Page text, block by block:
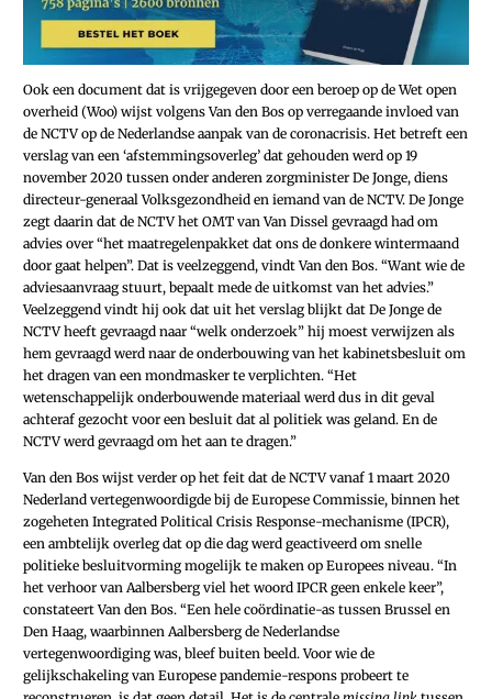
Ook een document dat is vrijgegeven door een beroep op de Wet open
overheid (Woo) wijst volgens Van den Bos op verregaande invloed van
de NCTV op de Nederlandse aanpak van de coronacrisis. Het betreft een
verslag van een ‘afstemmingsoverleg’ dat gehouden werd op 19
november 2020 tussen onder anderen zorgminister De Jonge, diens
directeur-generaal Volksgezondheid en iemand van de NCTV. De Jonge
zegt daarin dat de NCTV het OMT van Van Dissel gevraagd had om
advies over “het maatregelenpakket dat ons de donkere wintermaand
door gaat helpen”. Dat is veelzeggend, vindt Van den Bos. “Want wie de
adviesaanvraag stuurt, bepaalt mede de uitkomst van het advies.”
Veelzeggend vindt hij ook dat uit het verslag blijkt dat De Jonge de
NCTV heeft gevraagd naar “welk onderzoek” hij moest verwijzen als
hem gevraagd werd naar de onderbouwing van het kabinetsbesluit om
het dragen van een mondmasker te verplichten. “Het
wetenschappelijk onderbouwende materiaal werd dus in dit geval
achteraf gezocht voor een besluit dat al politiek was geland. En de
NCTV werd gevraagd om het aan te dragen.”
Van den Bos wijst verder op het feit dat de NCTV vanaf 1 maart 2020
Nederland vertegenwoordigde bij de Europese Commissie, binnen het
zogeheten Integrated Political Crisis Response-mechanisme (IPCR),
een ambtelijk overleg dat op die dag werd geactiveerd om snelle
politieke besluitvorming mogelijk te maken op Europees niveau. “In
het verhoor van Aalbersberg viel het woord IPCR geen enkele keer”,
constateert Van den Bos. “Een hele coördinatie-as tussen Brussel en
Den Haag, waarbinnen Aalbersberg de Nederlandse
vertegenwoordiging was, bleef buiten beeld. Voor wie de
gelijkschakeling van Europese pandemie-respons probeert te